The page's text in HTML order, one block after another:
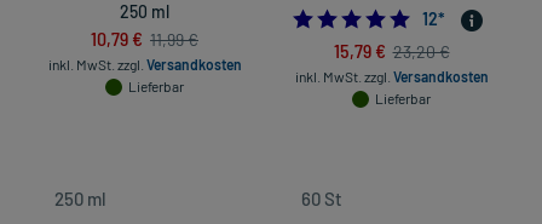
250 ml
10,79 € 11,99 €
inkl. MwSt. zzgl. Versandkosten
Lieferbar
12*
15,79 € 23,20 €
inkl. MwSt. zzgl. Versandkosten
Lieferbar